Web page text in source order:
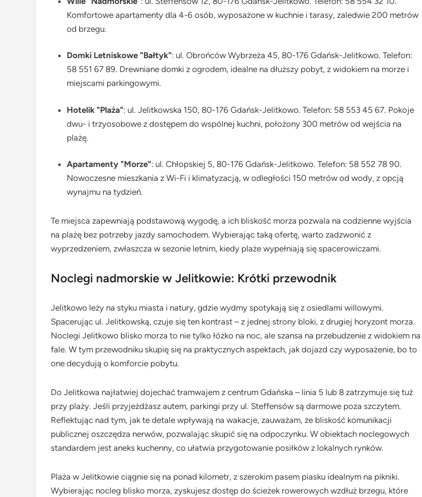
Komfortowe apartamenty dla 4-6 osób, wyposażone w kuchnie i tarasy, zaledwie 200 metrów
od brzegu.
Domki Letniskowe "Bałtyk": ul. Obrońców Wybrzeża 45, 80-176 Gdańsk-Jelitkowo. Telefon:
58 551 67 89. Drewniane domki z ogrodem, idealne na dłuższy pobyt, z widokiem na morze i
miejscami parkingowymi.
Hotelik "Plaża": ul. Jelitkowska 150, 80-176 Gdańsk-Jelitkowo. Telefon: 58 553 45 67. Pokoje
dwu- i trzyosobowe z dostępem do wspólnej kuchni, położony 300 metrów od wejścia na
plażę.
Apartamenty "Morze": ul. Chłopskiej 5, 80-176 Gdańsk-Jelitkowo. Telefon: 58 552 78 90.
Nowoczesne mieszkania z Wi-Fi i klimatyzacją, w odległości 150 metrów od wody, z opcją
wynajmu na tydzień.
Te miejsca zapewniają podstawową wygodę, a ich bliskość morza pozwala na codzienne wyjścia
na plażę bez potrzeby jazdy samochodem. Wybierając taką ofertę, warto zadzwonić z
wyprzedzeniem, zwłaszcza w sezonie letnim, kiedy plaże wypełniają się spacerowiczami.
Noclegi nadmorskie w Jelitkowie: Krótki przewodnik
Jelitkowo leży na styku miasta i natury, gdzie wydmy spotykają się z osiedlami willowymi.
Spacerując ul. Jelitkowską, czuje się ten kontrast – z jednej strony bloki, z drugiej horyzont morza.
Noclegi Jelitkowo blisko morza to nie tylko łóżko na noc, ale szansa na przebudzenie z widokiem na
fale. W tym przewodniku skupię się na praktycznych aspektach, jak dojazd czy wyposażenie, bo to
one decydują o komforcie pobytu.
Do Jelitkowa najłatwiej dojechać tramwajem z centrum Gdańska – linia 5 lub 8 zatrzymuje się tuż
przy plaży. Jeśli przyjeżdżasz autem, parkingi przy ul. Steffensów są darmowe poza szczytem.
Reflektując nad tym, jak te detale wpływają na wakacje, zauważam, że bliskość komunikacji
publicznej oszczędza nerwów, pozwalając skupić się na odpoczynku. W obiektach noclegowych
standardem jest aneks kuchenny, co ułatwia przygotowanie posiłków z lokalnych rynków.
Plaża w Jelitkowie ciągnie się na ponad kilometr, z szerokim pasem piasku idealnym na pikniki.
Wybierając nocleg blisko morza, zyskujesz dostęp do ścieżek rowerowych wzdłuż brzegu, które